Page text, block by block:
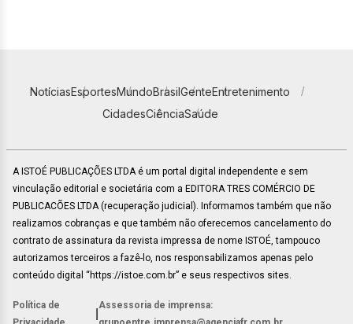
NotíciasEsportesMundoBrasilGenteEntretenimento
CidadesCiênciaSaúde
A ISTOÉ PUBLICAÇÕES LTDA é um portal digital independente e sem
vinculação editorial e societária com a EDITORA TRES COMÉRCIO DE
PUBLICACÕES LTDA (recuperação judicial). Informamos também que não
realizamos cobranças e que também não oferecemos cancelamento do
contrato de assinatura da revista impressa de nome ISTOÉ, tampouco
autorizamos terceiros a fazê-lo, nos responsabilizamos apenas pelo
conteúdo digital “https://istoe.com.br” e seus respectivos sites.
Política de
Assessoria de imprensa: